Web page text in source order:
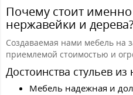
Почему стоит именно
нержавейки и дерева?
Создаваемая нами мебель на
приемлемой стоимостью и
Достоинства стульев
Мебель надежная и